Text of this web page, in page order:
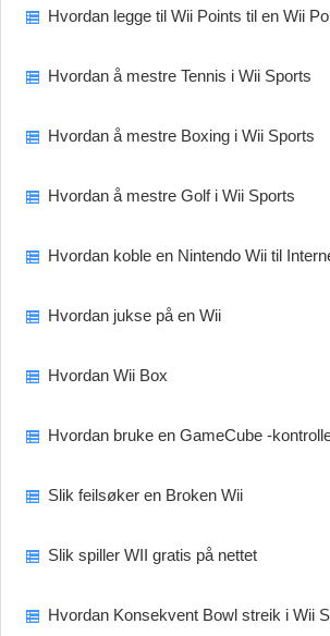
Hvordan legge til Wii Points til en Wii
Hvordan å mestre Tennis i Wii Sports
Hvordan å mestre Boxing i Wii Sports
Hvordan å mestre Golf i Wii Sports
Hvordan koble en Nintendo Wii til
Hvordan jukse på en Wii
Hvordan Wii Box
Hvordan bruke en GameCube -
Slik feilsøker en Broken Wii
Slik spiller WII gratis på nettet
Hvordan Konsekvent Bowl streik i Wii